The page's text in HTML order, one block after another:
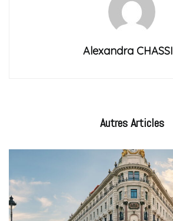
Alexandra
AutresArticles